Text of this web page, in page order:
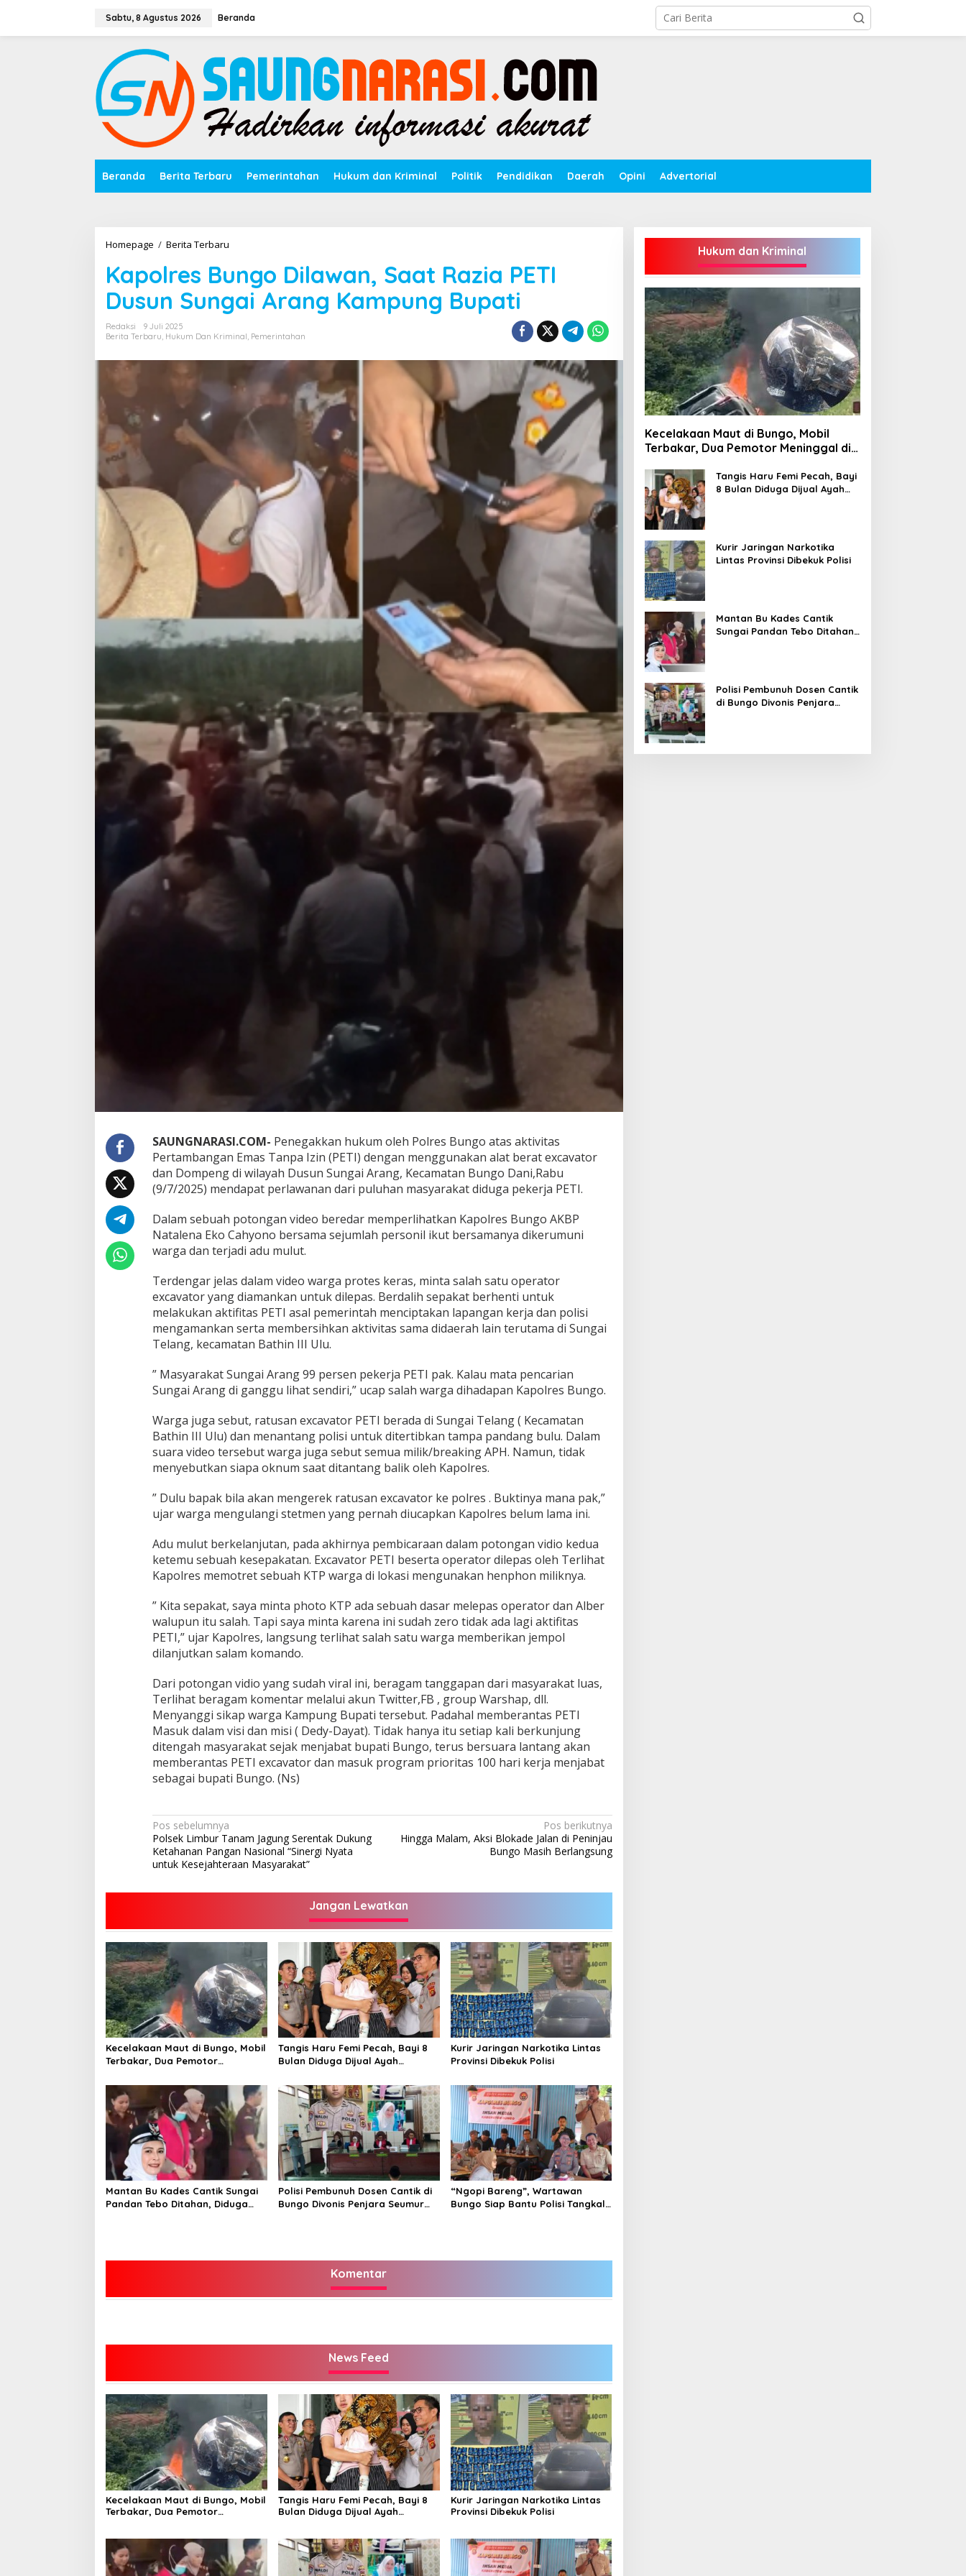
Sabtu, 8 Agustus 2026 Beranda
Beranda Berita Terbaru Pemerintahan Hukum dan Kriminal Politik Pendidikan Daerah Opini Advertorial
Homepage / Berita Terbaru
Dilawan,
Saat
Razia
PETI
Sungai
Kampung
Kapolres Bungo Dilawan, Saat Razia PETI
Dusun Sungai Arang Kampung Bupati
Redaksi
9 Juli 2025
Berita Terbaru, Hukum Dan Kriminal, Pemerintahan
SAUNGNARASI.COM- Penegakkan hukum oleh Polres Bungo atas aktivitas
Pertambangan Emas Tanpa Izin (PETI) dengan menggunakan alat berat excavator
dan Dompeng di wilayah Dusun Sungai Arang, Kecamatan Bungo Dani,Rabu
(9/7/2025) mendapat perlawanan dari puluhan masyarakat diduga pekerja PETI.
Dalam sebuah potongan video beredar memperlihatkan Kapolres Bungo AKBP
Natalena Eko Cahyono bersama sejumlah personil ikut bersamanya dikerumuni
warga dan terjadi adu mulut.
Terdengar jelas dalam video warga protes keras, minta salah satu operator
excavator yang diamankan untuk dilepas. Berdalih sepakat berhenti untuk
melakukan aktifitas PETI asal pemerintah menciptakan lapangan kerja dan polisi
mengamankan serta membersihkan aktivitas sama didaerah lain terutama di Sungai
Telang, kecamatan Bathin III Ulu.
” Masyarakat Sungai Arang 99 persen pekerja PETI pak. Kalau mata pencarian
Sungai Arang di ganggu lihat sendiri,” ucap salah warga dihadapan Kapolres Bungo.
Warga juga sebut, ratusan excavator PETI berada di Sungai Telang ( Kecamatan
Bathin III Ulu) dan menantang polisi untuk ditertibkan tampa pandang bulu. Dalam
suara video tersebut warga juga sebut semua milik/breaking APH. Namun, tidak
menyebutkan siapa oknum saat ditantang balik oleh Kapolres.
” Dulu bapak bila akan mengerek ratusan excavator ke polres . Buktinya mana pak,”
ujar warga mengulangi stetmen yang pernah diucapkan Kapolres belum lama ini.
Adu mulut berkelanjutan, pada akhirnya pembicaraan dalam potongan vidio kedua
ketemu sebuah kesepakatan. Excavator PETI beserta operator dilepas oleh Terlihat
Kapolres memotret sebuah KTP warga di lokasi mengunakan henphon miliknya.
” Kita sepakat, saya minta photo KTP ada sebuah dasar melepas operator dan Alber
walupun itu salah. Tapi saya minta karena ini sudah zero tidak ada lagi aktifitas
PETI,” ujar Kapolres, langsung terlihat salah satu warga memberikan jempol
dilanjutkan salam komando.
Dari potongan vidio yang sudah viral ini, beragam tanggapan dari masyarakat luas,
Terlihat beragam komentar melalui akun Twitter,FB , group Warshap, dll.
Menyanggi sikap warga Kampung Bupati tersebut. Padahal memberantas PETI
Masuk dalam visi dan misi ( Dedy-Dayat). Tidak hanya itu setiap kali berkunjung
ditengah masyarakat sejak menjabat bupati Bungo, terus bersuara lantang akan
memberantas PETI excavator dan masuk program prioritas 100 hari kerja menjabat
sebagai bupati Bungo. (Ns)
Navigasi
pos
Pos sebelumnya
Polsek Limbur Tanam Jagung Serentak Dukung
Ketahanan Pangan Nasional “Sinergi Nyata
untuk Kesejahteraan Masyarakat”
Pos berikutnya
Hingga Malam, Aksi Blokade Jalan di Peninjau
Bungo Masih Berlangsung
Jangan Lewatkan
Kecelakaan Maut di Bungo, Mobil
Terbakar, Dua Pemotor
Tangis Haru Femi Pecah, Bayi 8
Bulan Diduga Dijual Ayah
Kembali
Kurir Jaringan Narkotika Lintas
Provinsi Dibekuk Polisi
Mantan Bu Kades Cantik Sungai
Pandan Tebo Ditahan, Diduga
Polisi Pembunuh Dosen Cantik di
Bungo Divonis Penjara Seumur
“Ngopi Bareng”, Wartawan
Bungo Siap Bantu Polisi Tangkal
Komentar
News Feed
Kecelakaan Maut di Bungo, Mobil
Terbakar, Dua Pemotor
Tangis Haru Femi Pecah, Bayi 8
Bulan Diduga Dijual Ayah
Kurir Jaringan Narkotika Lintas
Provinsi Dibekuk Polisi
Hukum dan Kriminal
Kecelakaan Maut di Bungo, Mobil
Terbakar, Dua Pemotor Meninggal di
Tangis Haru Femi Pecah, Bayi
8 Bulan Diduga Dijual Ayah
Kurir Jaringan Narkotika
Lintas Provinsi Dibekuk Polisi
Mantan Bu Kades Cantik
Sungai Pandan Tebo Ditahan,
Polisi Pembunuh Dosen Cantik
di Bungo Divonis Penjara